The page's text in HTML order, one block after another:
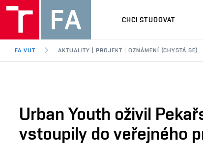
CHCI STUDOVAT
FA VUT AKTUALITY | PROJEKT | OZNÁMENÍ (CHYSTÁ SE)
Urban Youth oživil
vstoupily do veřejného